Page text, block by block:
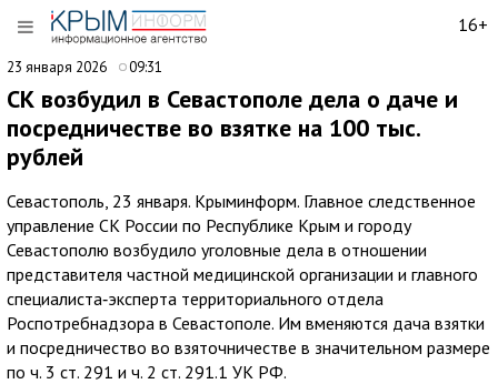
16+
23 января 2026 09:31
СК возбудил в Севастополе дела о даче и
посредничестве во взятке на 100 тыс.
рублей
Севастополь, 23 января. Крыминформ. Главное следственное
управление СК России по Республике Крым и городу
Севастополю возбудило уголовные дела в отношении
представителя частной медицинской организации и главного
специалиста‑эксперта территориального отдела
Роспотребнадзора в Севастополе. Им вменяются дача взятки
и посредничество во взяточничестве в значительном размере
по ч. 3 ст. 291 и ч. 2 ст. 291.1 УК РФ.